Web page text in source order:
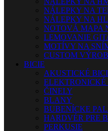
NÁLEPKY NA
NÁLEPKY NA
NOTOVÁ MAPA
LEMOVANIE
MOTÍVY NA
CUSTOM
BICIE
AKUSTICKÉ
ELEKTRONICKÉ
ČINELY
BLANY
BUBENÍCKE
HARDVÉR PRE
PERKUSIE